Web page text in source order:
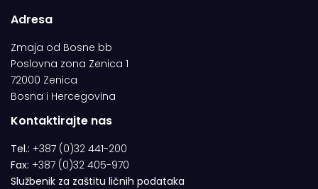
Adresa
Zmaja od Bosne bb
Poslovna zona Zenica 1
72000 Zenica
Bosna i Hercegovina
Kontaktirajte nas
Tel.: +387 (0)32 441-200
Fax: +387 (0)32 405-970
Službenik za zaštitu ličnih podataka